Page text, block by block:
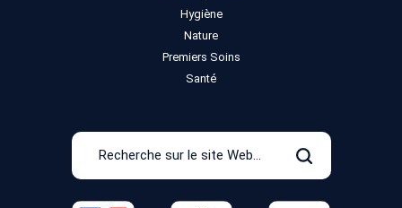
Hygiène
Nature
Premiers Soins
Santé
Recherche
le
Rechercher